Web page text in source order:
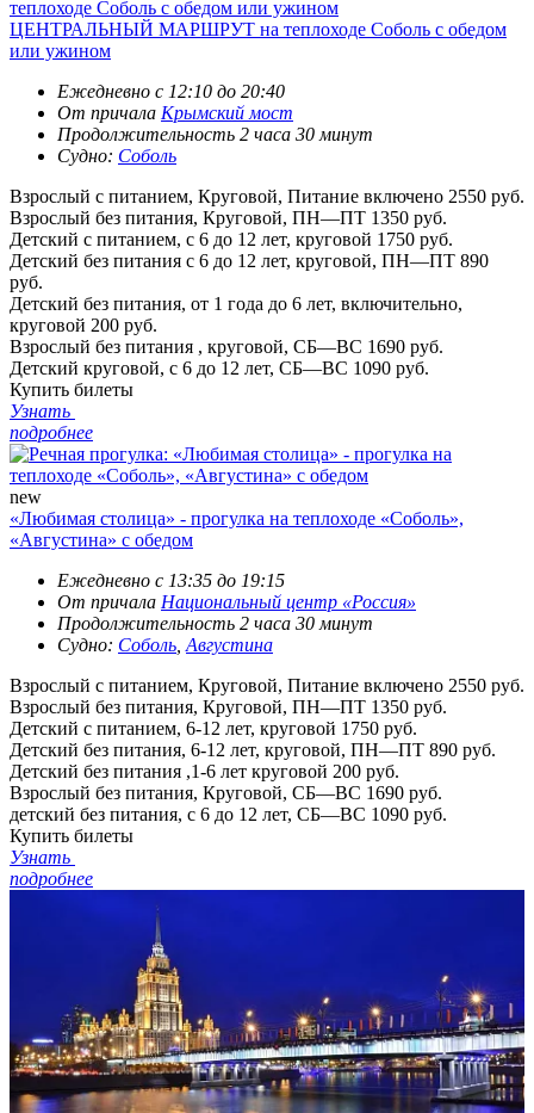
ЦЕНТРАЛЬНЫЙ МАРШРУТ на теплоходе Соболь с обедом
или ужином
Ежедневно c 12:10 до 20:40
От причала Крымский мост
Продолжительность 2 часа 30 минут
Судно: Соболь
Взрослый с питанием, Круговой, Питание включено 2550 руб.
Взрослый без питания, Круговой, ПН—ПТ 1350 руб.
Детский с питанием, с 6 до 12 лет, круговой 1750 руб.
Детский без питания с 6 до 12 лет, круговой, ПН—ПТ 890
руб.
Детский без питания, от 1 года до 6 лет, включительно,
круговой 200 руб.
Взрослый без питания , круговой, СБ—ВС 1690 руб.
Детский круговой, с 6 до 12 лет, СБ—ВС 1090 руб.
Купить билеты
Узнать
подробнее
new
«Любимая столица» - прогулка на теплоходе «Соболь»,
«Августина» с обедом
Ежедневно с 13:35 до 19:15
От причала Национальный центр «Россия»
Продолжительность 2 часа 30 минут
Судно: Соболь Августина
Взрослый с питанием, Круговой, Питание включено 2550 руб.
Взрослый без питания, Круговой, ПН—ПТ 1350 руб.
Детский с питанием, 6-12 лет, круговой 1750 руб.
Детский без питания, 6-12 лет, круговой, ПН—ПТ 890 руб.
Детский без питания ,1-6 лет круговой 200 руб.
Взрослый без питания, Круговой, СБ—ВС 1690 руб.
детский без питания, с 6 до 12 лет, СБ—ВС 1090 руб.
Купить билеты
Узнать
подробнее